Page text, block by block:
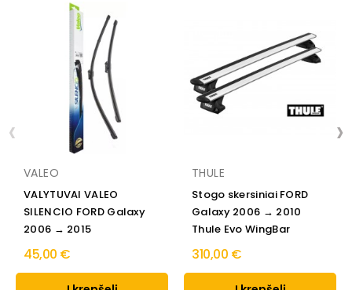
VALEO
VALYTUVAI VALEO
SILENCIO FORD Galaxy
2006 → 2015
45,00 €
THULE
Stogo skersiniai FORD
Galaxy 2006 → 2010
Thule Evo WingBar
310,00 €
‹ ›